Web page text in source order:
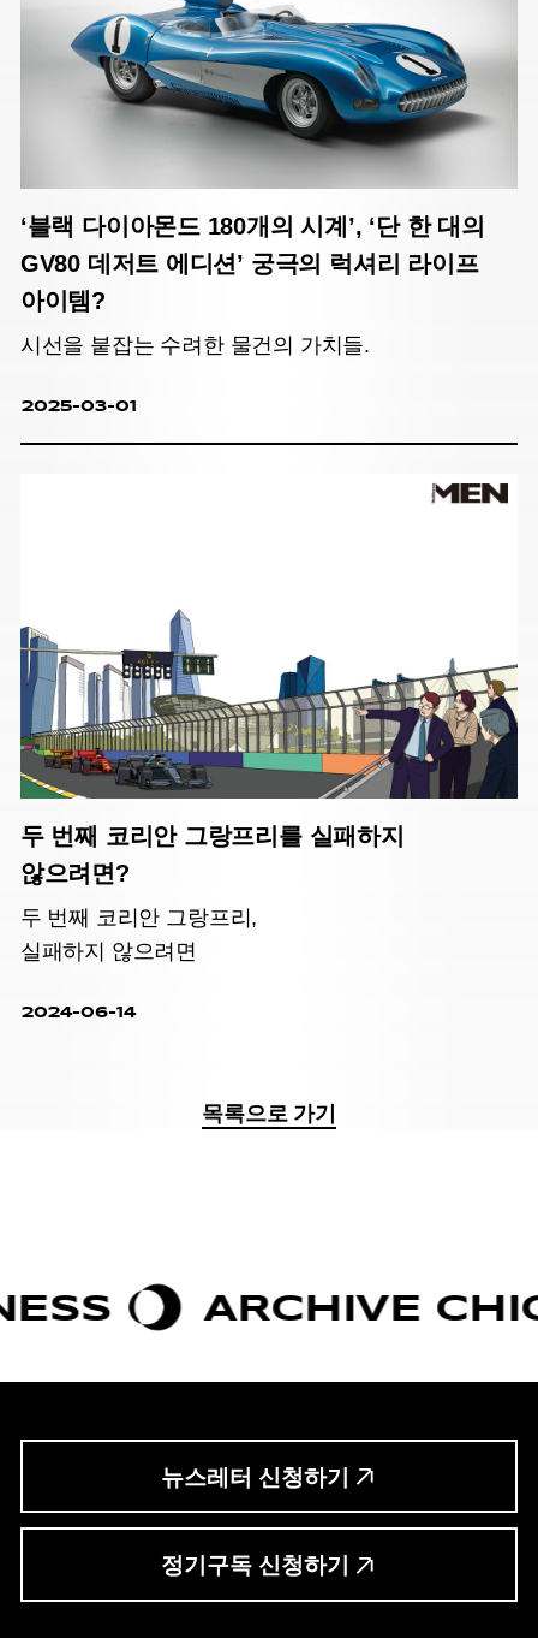
‘블랙 다이아몬드 180개의 시계’, ‘단 한 대의
GV80 데저트 에디션’ 궁극의 럭셔리 라이프
아이템?
시선을 붙잡는 수려한 물건의 가치들.
2025-03-01
두 번째 코리안 그랑프리를 실패하지
않으려면?
두 번째 코리안 그랑프리,
실패하지 않으려면
2024-06-14
목록으로 가기
ARCHIVE CHIC
뉴스레터 신청하기
정기구독 신청하기